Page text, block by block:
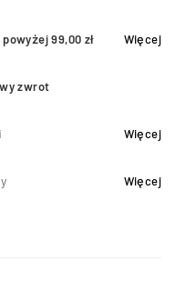
99,00 zł Więcej
zwrot
Więcej
Więcej